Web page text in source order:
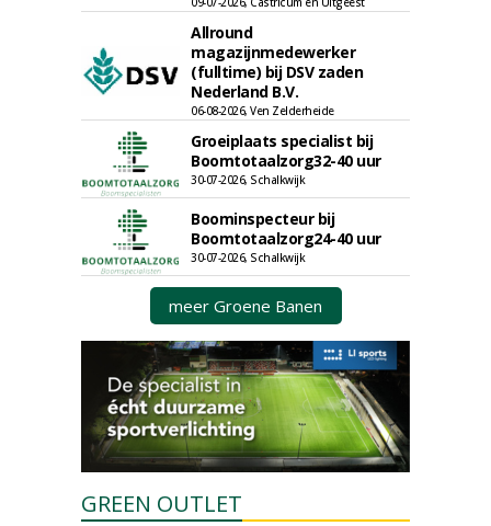
Allround
magazijnmedewerker
(fulltime) bij DSV zaden
Nederland B.V.
06-08-2026, Ven Zelderheide
Groeiplaats specialist bij
Boomtotaalzorg32-40 uur
30-07-2026, Schalkwijk
Boominspecteur bij
Boomtotaalzorg24-40 uur
30-07-2026, Schalkwijk
meer Groene Banen
GREEN OUTLET